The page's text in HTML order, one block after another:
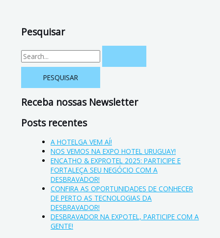
Pesquisar
Receba nossas Newsletter
Posts recentes
A HOTELGA VEM AÍ!
NOS VEMOS NA EXPO HOTEL URUGUAY!
ENCATHO & EXPROTEL 2025: PARTICIPE E
FORTALEÇA SEU NEGÓCIO COM A
DESBRAVADOR!
CONFIRA AS OPORTUNIDADES DE CONHECER
DE PERTO AS TECNOLOGIAS DA
DESBRAVADOR!
DESBRAVADOR NA EXPOTEL, PARTICIPE COM A
GENTE!